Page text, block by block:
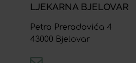
LJEKARNA BJELOVAR
Petra Preradovića 4
43000 Bjelovar